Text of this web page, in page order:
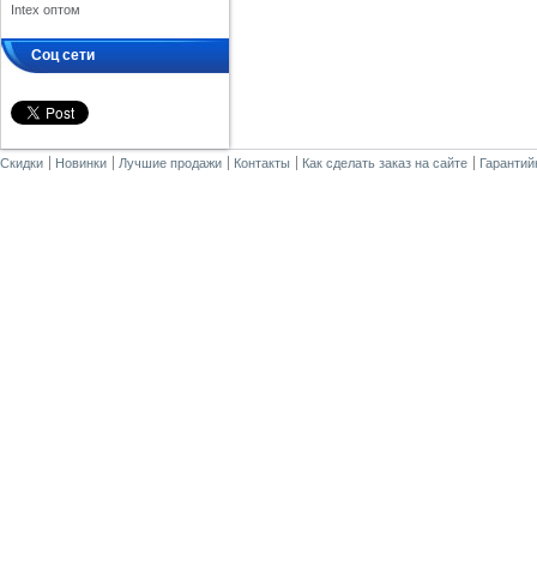
Intex оптом
Соц сети
Скидки Новинки Лучшие продажи Контакты Как сделать заказ на сайте